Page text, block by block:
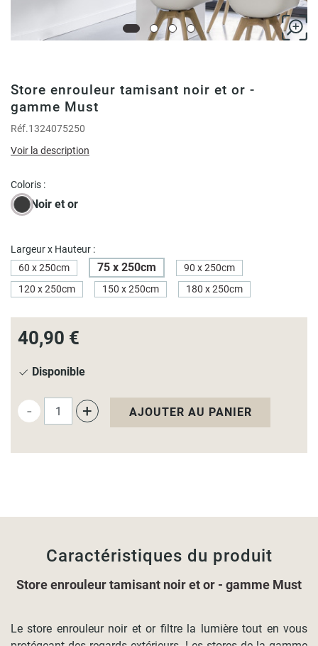
Store enrouleur tamisant noir et or -
gamme Must
Réf.1324075250
Voir la description
Coloris :
Noir et or
Largeur x Hauteur :
60 x 250cm
75 x 250cm
90 x 250cm
120 x 250cm
150 x 250cm 180 x 250cm
40,90 €
Disponible
- + AJOUTER AU PANIER
Caractéristiques du produit
Store enrouleur tamisant noir et or - gamme Must
Le store enrouleur noir et or filtre la lumière tout en vous